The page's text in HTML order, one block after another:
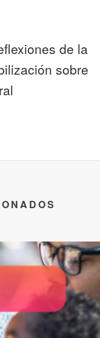
de la
sobre